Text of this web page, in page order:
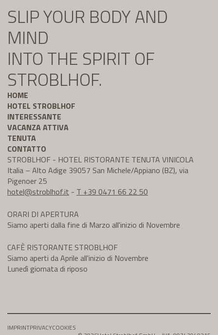
SLIP YOUR BODY AND
MIND
INTO THE SPIRIT OF
STROBLHOF.
HOME
HOTEL STROBLHOF
INTERESSANTE
VACANZA ATTIVA
TENUTA
CONTATTO
STROBLHOF - HOTEL RISTORANTE TENUTA VINICOLA
Italia – Alto Adige 39057 San Michele/Appiano (BZ), via
Pigenoer 25
hotel@stroblhof.it - T +39 0471 66 22 50
ORARI DI APERTURA
Siamo aperti dalla fine di Marzo all'inizio di Novembre
CAFÈ RISTORANTE STROBLHOF
Siamo aperti da Aprile all'inizio di Novembre
Lunedì giornata di riposo
IMPRINTPRIVACYCOOKIES